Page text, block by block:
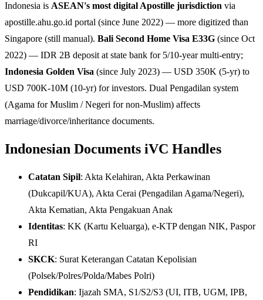
Indonesia is ASEAN's most digital Apostille jurisdiction via
apostille.ahu.go.id portal (since June 2022) — more digitized than
Singapore (still manual). Bali Second Home Visa E33G (since Oct
2022) — IDR 2B deposit at state bank for 5/10-year multi-entry;
Indonesia Golden Visa (since July 2023) — USD 350K (5-yr) to
USD 700K-10M (10-yr) for investors. Dual Pengadilan system
(Agama for Muslim / Negeri for non-Muslim) affects
marriage/divorce/inheritance documents.
Indonesian Documents iVC Handles
Catatan Sipil: Akta Kelahiran, Akta Perkawinan
(Dukcapil/KUA), Akta Cerai (Pengadilan Agama/Negeri),
Akta Kematian, Akta Pengakuan Anak
Identitas: KK (Kartu Keluarga), e-KTP dengan NIK, Paspor
RI
SKCK: Surat Keterangan Catatan Kepolisian
(Polsek/Polres/Polda/Mabes Polri)
Pendidikan: Ijazah SMA, S1/S2/S3 (UI, ITB, UGM, IPB,